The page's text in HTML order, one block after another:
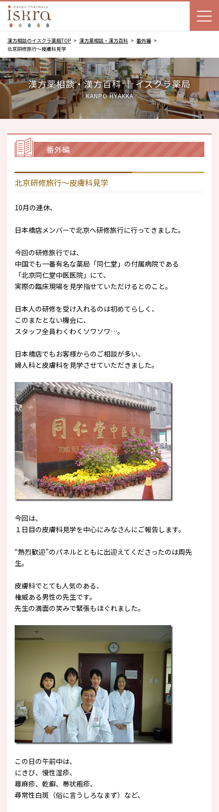
漢方相談のイスクラ薬局TOP 漢方薬相談・漢方百科
番外編
北京研修旅行～皮膚科見学
漢方薬相談・漢方百科 ｜ イスクラ薬局
KANPO HYAKKA
番外編
北京研修旅行～皮膚科見学
10月の連休、
日本橋店メンバーで北京へ研修旅行に行ってきました。
今回の研修旅行では、
中国でも一番有名な薬局「同仁堂」の付属病院である
「北京同仁堂中医医院」にて、
実際の臨床現場を見学指せていただけるとのこと。
日本人の研修を受け入れるのは初めてらしく、
このまたとない機会に、
スタッフ全員わくわくソワソワ…。
日本橋店でもお客様からのご相談が多い、
婦人科と皮膚科を見学させていただきました。
今回は、
１日目の皮膚科見学を中心にみなさんにご報告します。
“熱烈歓迎”のパネルとともに出迎えてくださったのは周先
生。
皮膚科でとても人気のある、
権威ある男性の先生です。
先生の満面の笑みで緊張もほぐれました。
この日の午前中は、
にきび、慢性湿疹、
蕁麻疹、乾癬、帯状疱疹、
尋常性白斑（俗に言うしろなまず）など、